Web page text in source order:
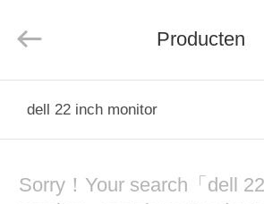
Co.,
Reserved.
Producten
dell 22 inch monitor
Sorry！Your search「dell